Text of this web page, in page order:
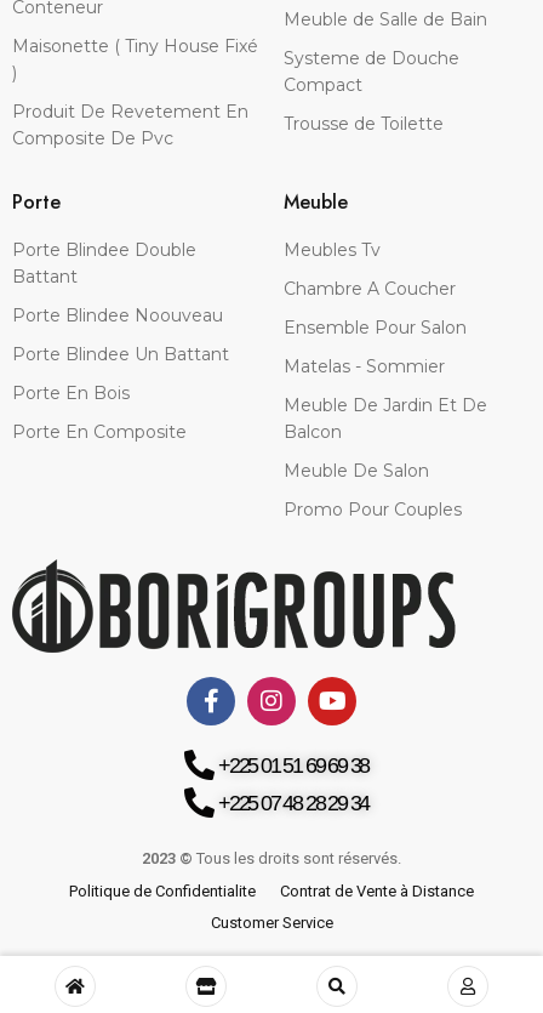
Conteneur
Maisonette ( Tiny House Fixé
)
Produit De Revetement En
Composite De Pvc
Meuble de Salle de Bain
Systeme de Douche
Compact
Trousse de Toilette
Porte
Porte Blindee Double
Battant
Porte Blindee Noouveau
Porte Blindee Un Battant
Porte En Bois
Porte En Composite
Meuble
Meubles Tv
Chambre A Coucher
Ensemble Pour Salon
Matelas - Sommier
Meuble De Jardin Et De
Balcon
Meuble De Salon
Promo Pour Couples
+225 01 51 69 69 38
+225 07 48 28 29 34
2023 © Tous les droits sont réservés.
Politique de Confidentialite
Contrat de Vente à Distance
Customer Service